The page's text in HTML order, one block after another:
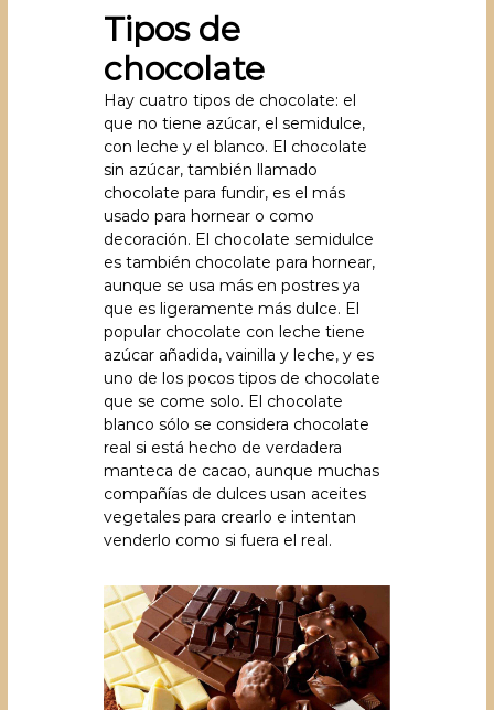
Tipos de
chocolate
Hay cuatro tipos de chocolate: el
que no tiene azúcar, el semidulce,
con leche y el blanco. El chocolate
sin azúcar, también llamado
chocolate para fundir, es el más
usado para hornear o como
decoración. El chocolate semidulce
es también chocolate para hornear,
aunque se usa más en postres ya
que es ligeramente más dulce. El
popular chocolate con leche tiene
azúcar añadida, vainilla y leche, y es
uno de los pocos tipos de chocolate
que se come solo. El chocolate
blanco sólo se considera chocolate
real si está hecho de verdadera
manteca de cacao, aunque muchas
compañías de dulces usan aceites
vegetales para crearlo e intentan
venderlo como si fuera el real.